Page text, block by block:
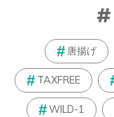
唐揚げ
TAXFREE
WILD-1